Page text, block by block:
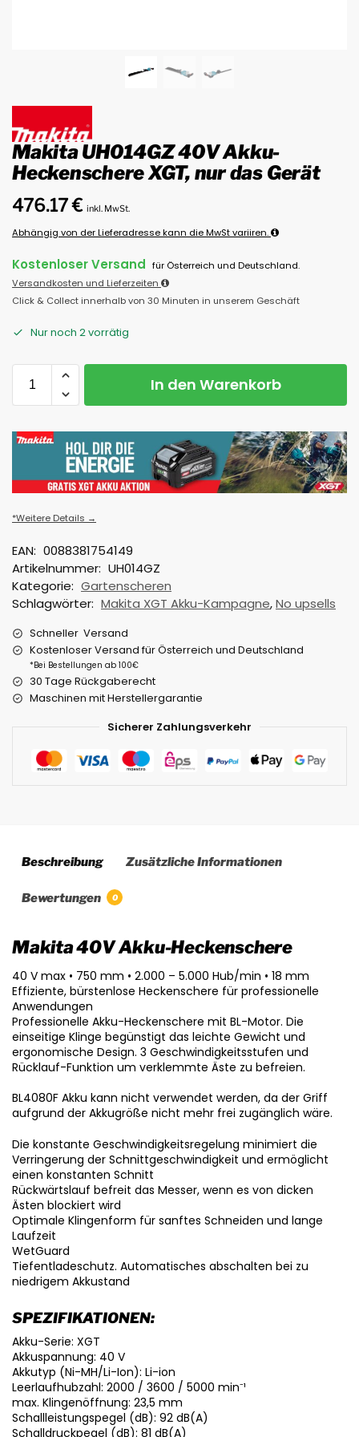
Makita UH014GZ 40V Akku-
Heckenschere XGT, nur das Gerät
476.17€ inkl. MwSt.
Abhängig von der Lieferadresse kann die MwSt variiren.
Kostenloser Versand für Österreich und Deutschland.
Versandkosten und Lieferzeiten
Click & Collect innerhalb von 30 Minuten in unserem Geschäft
Nur noch 2 vorrätig
In den Warenkorb
*Weitere Details →
EAN: 0088381754149
Artikelnummer: UH014GZ
Kategorie: Gartenscheren
Schlagwörter: Makita XGT Akku-Kampagne,No upsells
Schneller Versand
Kostenloser Versand für Österreich und Deutschland
*Bei Bestellungen ab 100€
30 Tage Rückgaberecht
Maschinen mit Herstellergarantie
Sicherer Zahlungsverkehr
Beschreibung Zusätzliche Informationen
Bewertungen 0
Makita 40V Akku-Heckenschere
40 V max • 750 mm • 2.000 – 5.000 Hub/min • 18 mm
Effiziente, bürstenlose Heckenschere für professionelle
Anwendungen
Professionelle Akku-Heckenschere mit BL-Motor. Die
einseitige Klinge begünstigt das leichte Gewicht und
ergonomische Design. 3 Geschwindigkeitsstufen und
Rücklauf-Funktion um verklemmte Äste zu befreien.
BL4080F Akku kann nicht verwendet werden, da der Griff
aufgrund der Akkugröße nicht mehr frei zugänglich wäre.
Die konstante Geschwindigkeitsregelung minimiert die
Verringerung der Schnittgeschwindigkeit und ermöglicht
einen konstanten Schnitt
Rückwärtslauf befreit das Messer, wenn es von dicken
Ästen blockiert wird
Optimale Klingenform für sanftes Schneiden und lange
Laufzeit
WetGuard
Tiefentladeschutz. Automatisches abschalten bei zu
niedrigem Akkustand
SPEZIFIKATIONEN:
Akku-Serie: XGT
Akkuspannung: 40 V
Akkutyp (Ni-MH/Li-Ion): Li-ion
Leerlaufhubzahl: 2000 / 3600 / 5000 min⁻¹
max. Klingenöffnung: 23,5 mm
Schallleistungspegel (dB): 92 dB(A)
Schalldruckpegel (dB): 81 dB(A)